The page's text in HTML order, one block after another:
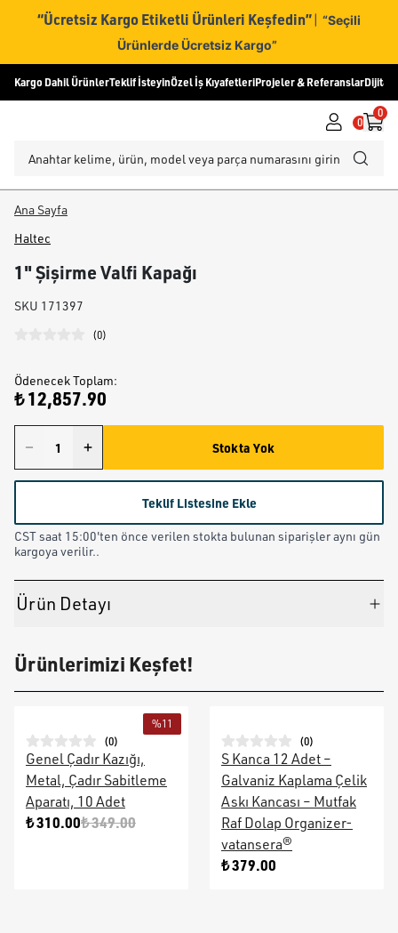
“Ücretsiz Kargo Etiketli Ürünleri Keşfedin” | “Seçili
Ürünlerde Ücretsiz Kargo”
Kargo Dahil ÜrünlerTeklif İsteyinÖzel İş KıyafetleriProjeler & ReferanslarDijital
0
0
Ana Sayfa
Haltec
1" Şişirme Valfi Kapağı
SKU 171397
(0)
Ödenecek Toplam:
₺ 12,857.90
Stokta Yok
Teklif Listesine Ekle
CST saat 15:00'ten önce verilen stokta bulunan siparişler aynı gün
kargoya verilir..
Ürün Detayı
Ürünlerimizi Keşfet!
%11
(0)
Genel Çadır Kazığı,
Metal, Çadır Sabitleme
Aparatı, 10 Adet
₺ 310.00₺ 349.00
(0)
S Kanca 12 Adet –
Galvaniz Kaplama Çelik
Askı Kancası – Mutfak
Raf Dolap Organizer-
vatansera®
₺ 379.00